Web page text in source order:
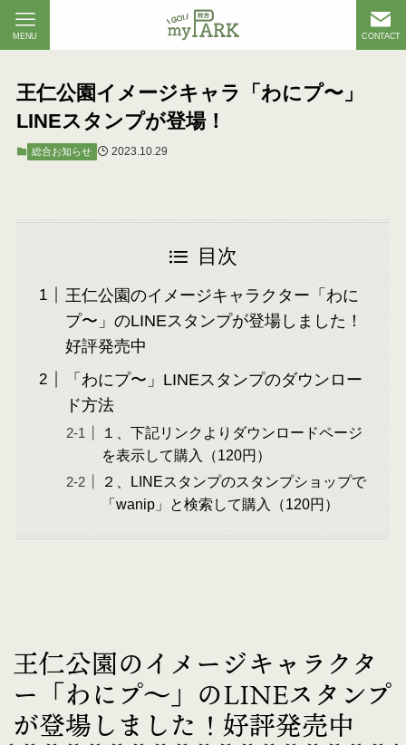
CONTACT
MENU
王仁公園イメージキャラ「わにプ〜」
LINEスタンプが登場！
総合お知らせ 2023.10.29
目次
王仁公園のイメージキャラクター「わに
プ〜」のLINEスタンプが登場しました！
好評発売中
「わにプ〜」LINEスタンプのダウンロー
ド方法
１、下記リンクよりダウンロードページ
を表示して購入（120円）
２、LINEスタンプのスタンプショップで
「wanip」と検索して購入（120円）
王仁公園のイメージキャラクタ
ー「わにプ〜」のLINEスタンプ
が登場しました！好評発売中